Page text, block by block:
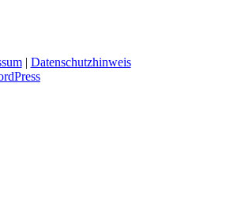
| Datenschutzhinweis